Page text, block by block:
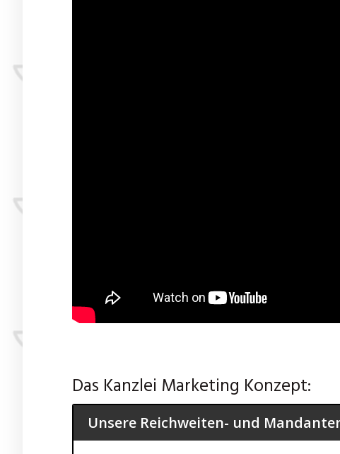
Das Kanzlei Marketing Konzept:
Unsere Reichweiten- und